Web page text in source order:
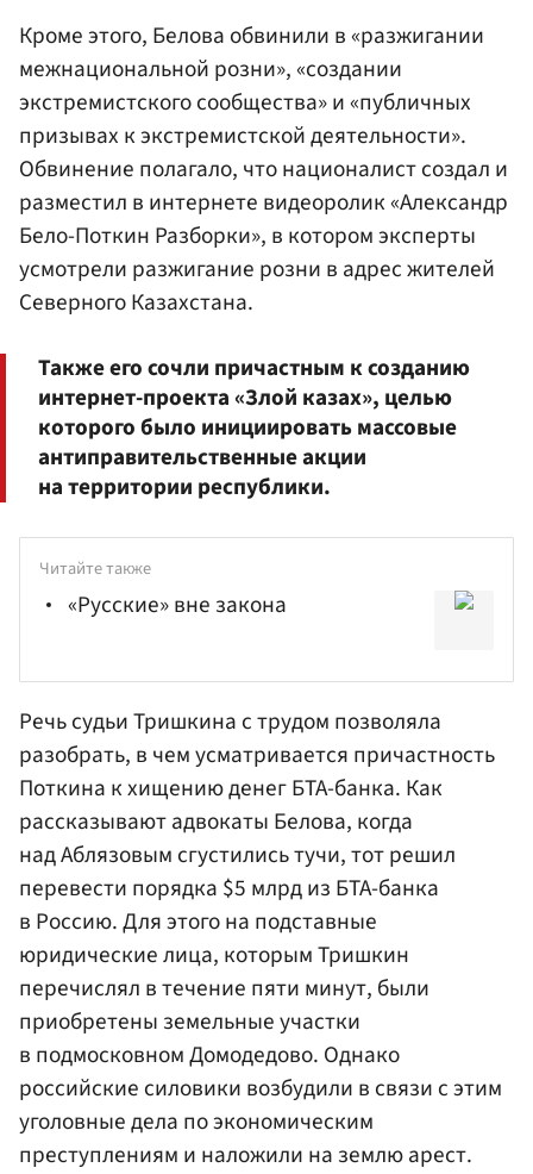
Кроме этого, Белова обвинили в «разжигании
межнациональной розни», «создании
экстремистского сообщества» и «публичных
призывах к экстремистской деятельности».
Обвинение полагало, что националист создал и
разместил в интернете видеоролик «Александр
Бело-Поткин Разборки», в котором эксперты
усмотрели разжигание розни в адрес жителей
Северного Казахстана.
Также его сочли причастным к созданию
интернет-проекта «Злой казах», целью
которого было инициировать массовые
антиправительственные акции
на территории республики.
Читайте также
«Русские» вне закона
Речь судьи Тришкина с трудом позволяла
разобрать, в чем усматривается причастность
Поткина к хищению денег БТА-банка. Как
рассказывают адвокаты Белова, когда
над Аблязовым сгустились тучи, тот решил
перевести порядка $5 млрд из БТА-банка
в Россию. Для этого на подставные
юридические лица, которым Тришкин
перечислял в течение пяти минут, были
приобретены земельные участки
в подмосковном Домодедово. Однако
российские силовики возбудили в связи с этим
уголовные дела по экономическим
преступлениям и наложили на землю арест.